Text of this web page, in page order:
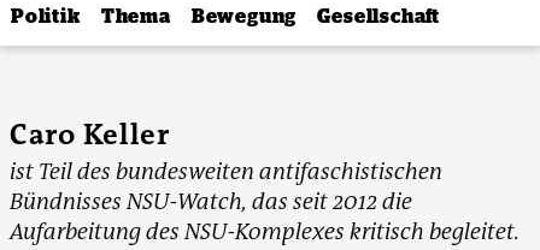
Politik Thema Bewegung Gesellschaft
Caro Keller
ist Teil des bundesweiten antifaschistischen
Bündnisses NSU-Watch, das seit 2012 die
Aufarbeitung des NSU-Komplexes kritisch begleitet.